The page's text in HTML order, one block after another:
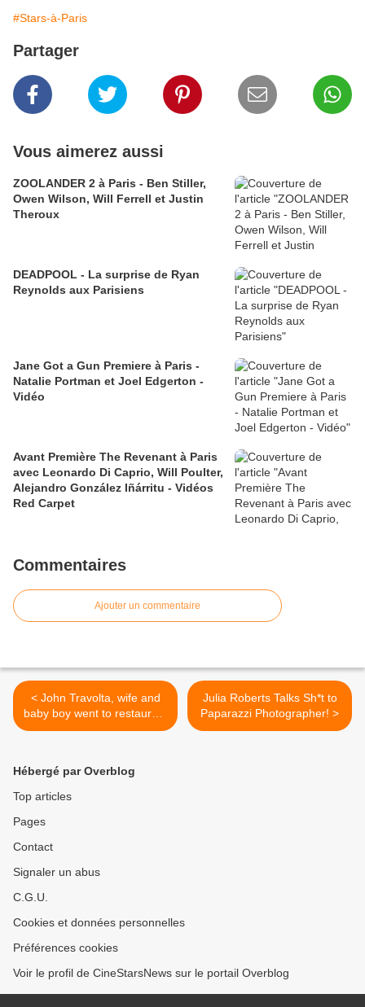
#Stars-à-Paris
Partager
Vous aimerez aussi
ZOOLANDER 2 à Paris - Ben Stiller,
Owen Wilson, Will Ferrell et Justin
Theroux
DEADPOOL - La surprise de Ryan
Reynolds aux Parisiens
Jane Got a Gun Premiere à Paris -
Natalie Portman et Joel Edgerton -
Vidéo
Avant Première The Revenant à Paris
avec Leonardo Di Caprio, Will Poulter,
Alejandro González Iñárritu - Vidéos
Red Carpet
Commentaires
Ajouter un commentaire
< John Travolta, wife and
baby boy went to restaurant
Pizza Pino in Paris
Julia Roberts Talks Sh*t to
Paparazzi Photographer! >
Hébergé par Overblog
Top articles
Pages
Contact
Signaler un abus
C.G.U.
Cookies et données personnelles
Préférences cookies
Voir le profil de CineStarsNews sur le portail Overblog